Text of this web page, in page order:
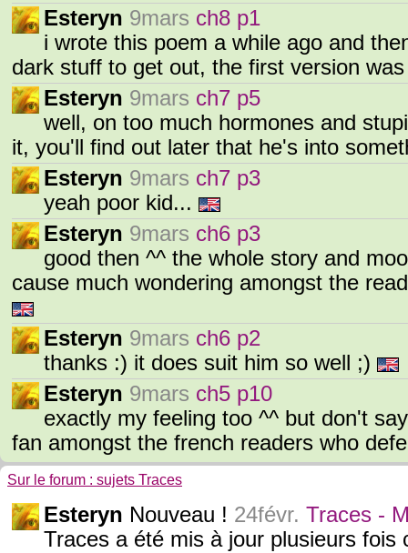
Esteryn 9mars ch8 p1
i wrote this poem a while ago and
dark stuff to get out, the first version
Esteryn 9mars ch7 p5
well, on too much hormones and
it, you'll find out later that he's into
Esteryn 9mars ch7 p3
yeah poor kid...
Esteryn 9mars ch6 p3
good then ^^ the whole story and
cause much wondering amongst the
Esteryn 9mars ch6 p2
thanks :) it does suit him so well ;)
Esteryn 9mars ch5 p10
exactly my feeling too ^^ but don't
fan amongst the french readers who
Sur le forum : sujets Traces
Esteryn Nouveau ! 24févr. Traces -
Traces a été mis à jour plusieurs fois